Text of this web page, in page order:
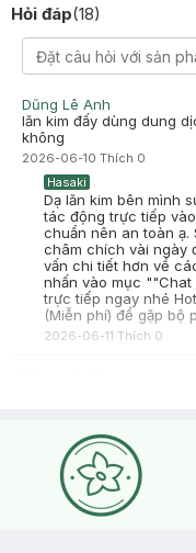
Hỏi đáp(18)
Dũng Lê Anh
lăn kim đấy dùng dung
không
2026-06-10 Thích 0
Hasaki
Dạ lăn kim bên mình
tác động trực tiếp
chuẩn nên an toàn
châm chích vài ngày
vấn chi tiết hơn về
nhấn vào mục
trực tiếp ngay nhé
(Miễn phí) để gặp bộ
2026-06-11 Thích 0
lăn bằng dung dịch gì
Hasaki
Dạ lăn kim bên mình
tác động trực tiếp
chuẩn nên an toàn
châm chích vài ngày
vấn chi tiết hơn về